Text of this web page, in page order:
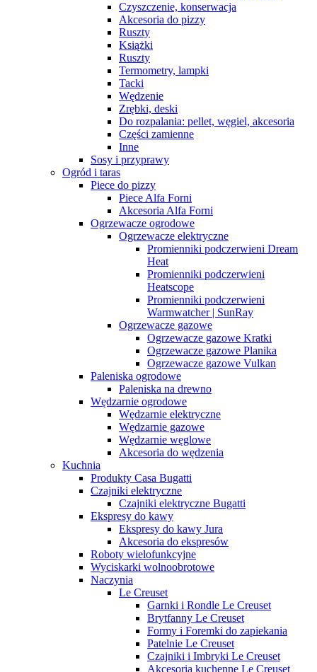
Czyszczenie, konserwacja
Akcesoria do pizzy
Ruszty
Książki
Ruszty
Termometry, lampki
Tacki
Wędzenie
Zrębki, deski
Do rozpalania: pellet, węgiel, akcesoria
Części zamienne
Inne
Sosy i przyprawy
Ogród i taras
Piece do pizzy
Piece Alfa Forni
Akcesoria Alfa Forni
Ogrzewacze ogrodowe
Ogrzewacze elektryczne
Promienniki podczerwieni Dream
Heat
Promienniki podczerwieni
Heatscope
Promienniki podczerwieni
Warmwatcher | SunRay
Ogrzewacze gazowe
Ogrzewacze gazowe Kratki
Ogrzewacze gazowe Planika
Ogrzewacze gazowe Vulkan
Paleniska ogrodowe
Paleniska na drewno
Wędzarnie ogrodowe
Wędzarnie elektryczne
Wędzarnie gazowe
Wędzarnie węglowe
Akcesoria do wędzenia
Kuchnia
Produkty Casa Bugatti
Czajniki elektryczne
Czajniki elektryczne Bugatti
Ekspresy do kawy
Ekspresy do kawy Jura
Akcesoria do ekspresów
Roboty wielofunkcyjne
Wyciskarki wolnoobrotowe
Naczynia
Le Creuset
Garnki i Rondle Le Creuset
Brytfanny Le Creuset
Formy i Foremki do zapiekania
Patelnie Le Creuset
Czajniki i Imbryki Le Creuset
Akcesoria kuchenne Le Creuset